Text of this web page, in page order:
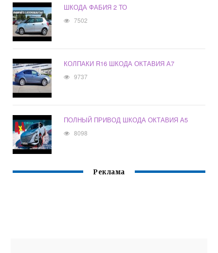
ШКОДА ФАБИЯ 2 ТО
7502
КОЛПАКИ R16 ШКОДА ОКТАВИЯ А7
9737
ПОЛНЫЙ ПРИВОД ШКОДА ОКТАВИЯ А5
8098
Реклама